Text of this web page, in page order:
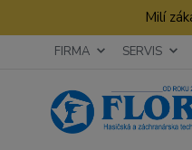
Milí
FIRMA SERVIS